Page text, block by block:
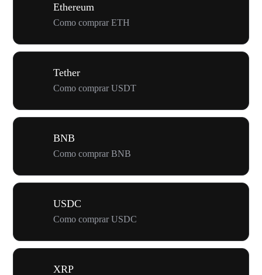
Ethereum
Como comprar ETH
Tether
Como comprar USDT
BNB
Como comprar BNB
USDC
Como comprar USDC
XRP